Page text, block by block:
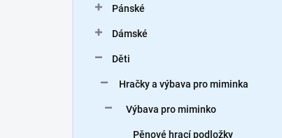
Pánské
Dámské
Děti
Hračky a výbava pro miminka
Výbava pro miminko
Pěnové hrací podložky